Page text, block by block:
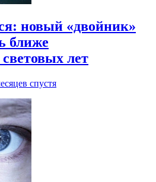
новый «двойник»
ближе
лет
спустя